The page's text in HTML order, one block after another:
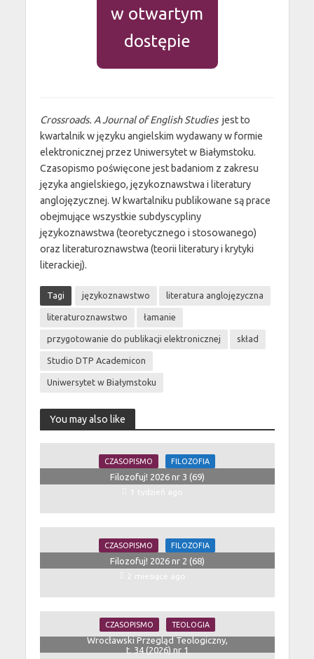
w otwartym
dostępie
Crossroads. A Journal of English Studiesjest to
kwartalnik w języku angielskim wydawany w formie
elektronicznej przez Uniwersytet w Białymstoku.
Czasopismo poświęcone jest badaniom z zakresu
języka angielskiego, językoznawstwa i literatury
anglojęzycznej. W kwartalniku publikowane są prace
obejmujące wszystkie subdyscypliny
językoznawstwa (teoretycznego i stosowanego)
oraz literaturoznawstwa (teorii literatury i krytyki
literackiej).
Tagi językoznawstwo literatura anglojęzyczna
literaturoznawstwo łamanie
przygotowanie do publikacji elektronicznej skład
Studio DTP Academicon
Uniwersytet w Białymstoku
You may also like
CZASOPISMO FILOZOFIA
Filozofuj! 2026 nr 3 (69)
1 tydzień ago
CZASOPISMO FILOZOFIA
Filozofuj! 2026 nr 2 (68)
2 miesiące ago
CZASOPISMO TEOLOGIA
Wrocławski Przegląd Teologiczny,
t. 34 (2026) nr 1